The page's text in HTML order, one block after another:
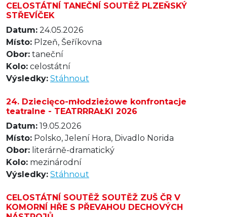
CELOSTÁTNÍ TANEČNÍ SOUTĚŽ PLZEŇSKÝ
STŘEVÍČEK
Datum: 24.05.2026
Místo: Plzeň, Šeříkovna
Obor: taneční
Kolo: celostátní
Výsledky: Stáhnout
24. Dziecięco-młodzieżowe konfrontacje
teatralne - TEATRRRAŁKI 2026
Datum: 19.05.2026
Místo: Polsko, Jelení Hora, Divadlo Norida
Obor: literárně-dramatický
Kolo: mezinárodní
Výsledky: Stáhnout
CELOSTÁTNÍ SOUTĚŽ SOUTĚŽ ZUŠ ČR V
KOMORNÍ HŘE S PŘEVAHOU DECHOVÝCH